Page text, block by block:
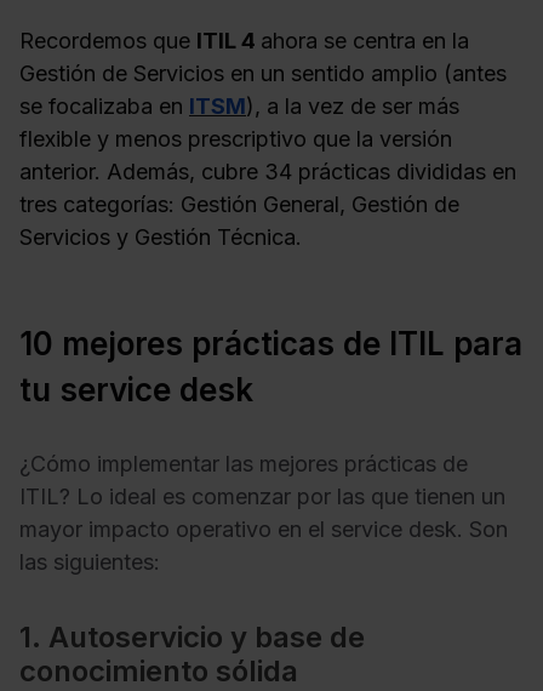
Recordemos que ITIL 4 ahora se centra en la
Gestión de Servicios en un sentido amplio (antes
se focalizaba en ITSM), a la vez de ser más
flexible y menos prescriptivo que la versión
anterior. Además, cubre 34 prácticas divididas en
tres categorías: Gestión General, Gestión de
Servicios y Gestión Técnica.
10 mejores prácticas de ITIL para
tu service desk
¿Cómo implementar las mejores prácticas de
ITIL? Lo ideal es comenzar por las que tienen un
mayor impacto operativo en el service desk. Son
las siguientes:
1. Autoservicio y base de
conocimiento sólida